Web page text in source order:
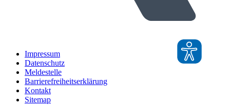
Impressum
Datenschutz
Meldestelle
Barrierefreiheitserklärung
Kontakt
Sitemap